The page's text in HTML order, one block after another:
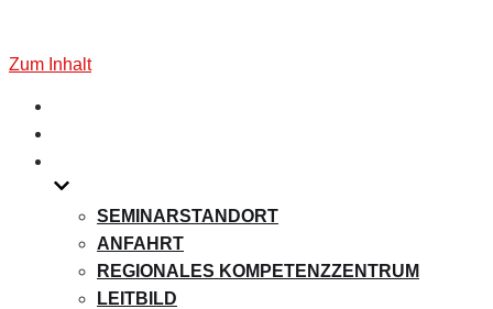
Zum Inhalt
SEMINARSTANDORT
ANFAHRT
REGIONALES KOMPETENZZENTRUM
LEITBILD